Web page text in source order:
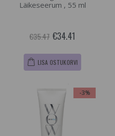
Läikeseerum , 55 ml
€35.47 €34.41
LISA OSTUKORVI
-3%